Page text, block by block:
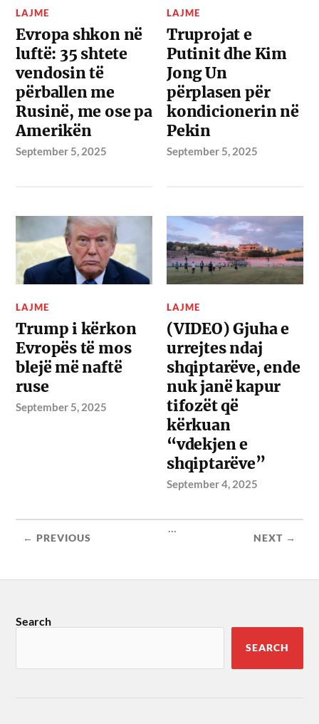
LAJME
Evropa shkon në
luftë: 35 shtete
vendosin të
përballen me
Rusinë, me ose pa
Amerikën
September 5, 2025
LAJME
Truprojat e
Putinit dhe Kim
Jong Un
përplasen për
kondicionerin në
Pekin
September 5, 2025
LAJME
Trump i kërkon
Evropës të mos
blejë më naftë
ruse
September 5, 2025
LAJME
(VIDEO) Gjuha e
urrejtes ndaj
shqiptarëve, ende
nuk janë kapur
tifozët që
kërkuan
“vdekjen e
shqiptarëve”
September 4, 2025
← PREVIOUS
...
NEXT →
Search
SEARCH